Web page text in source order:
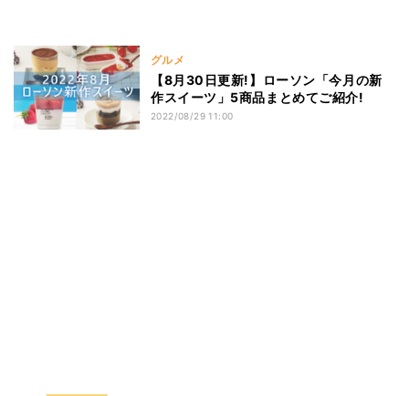
グルメ
【8月30日更新!】ローソン「今月の新
作スイーツ」5商品まとめてご紹介!
2022/08/29 11:00